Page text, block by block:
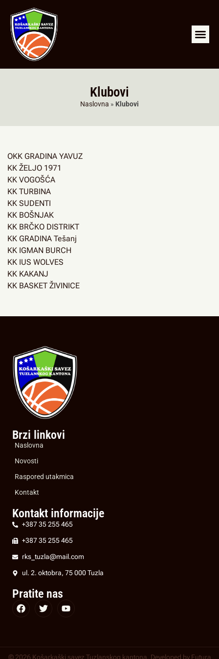
Klubovi
Naslovna » Klubovi
OKK GRADINA YAVUZ
KK ŽELJO 1971
KK VOGOŠĆA
KK TURBINA
KK SUDENTI
KK BOŠNJAK
KK BRČKO DISTRIKT
KK GRADINA Tešanj
KK IGMAN BURCH
KK IUS WOLVES
KK KAKANJ
KK BASKET ŽIVINICE
Brzi linkovi
Naslovna
Novosti
Raspored utakmica
Kontakt
Kontakt informacije
+387 35 255 465
+387 35 255 465
rks_tuzla@mail.com
ul. 2. oktobra, 75 000 Tuzla
Pratite nas
© 2026 Košarkaški savez Tuzlanskog kantona. Developed by Futura